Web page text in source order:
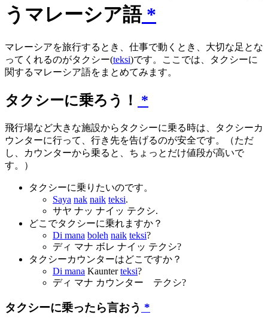
うマレーシア語*
マレーシアを旅行するとき、仕事で動くとき、大切な足とな
ってくれるのがタクシー(teksi)です。ここでは、タクシーに
関するマレーシア語をまとめてみます。
タクシーに乗ろう！ *
飛行場など大きな施設からタクシーに乗る時は、タクシーカ
ウンターに行って、行き先を告げるのが安全です。（ただ
し、カウンターから乗ると、ちょっとだけ値段が高いで
す。）
タクシーに乗りたいのです。
Saya nak naik teksi.
サヤ ナッ ナイッ テクシ.
どこでタクシーに乗れますか？
Di mana boleh naik teksi?
ディ マナ ボレ ナイッ テクシ?
タクシーカウンターはどこですか？
Di mana Kaunterteksi?
ディ マナ カウンター テクシ?
タクシーに乗ったら言おう *